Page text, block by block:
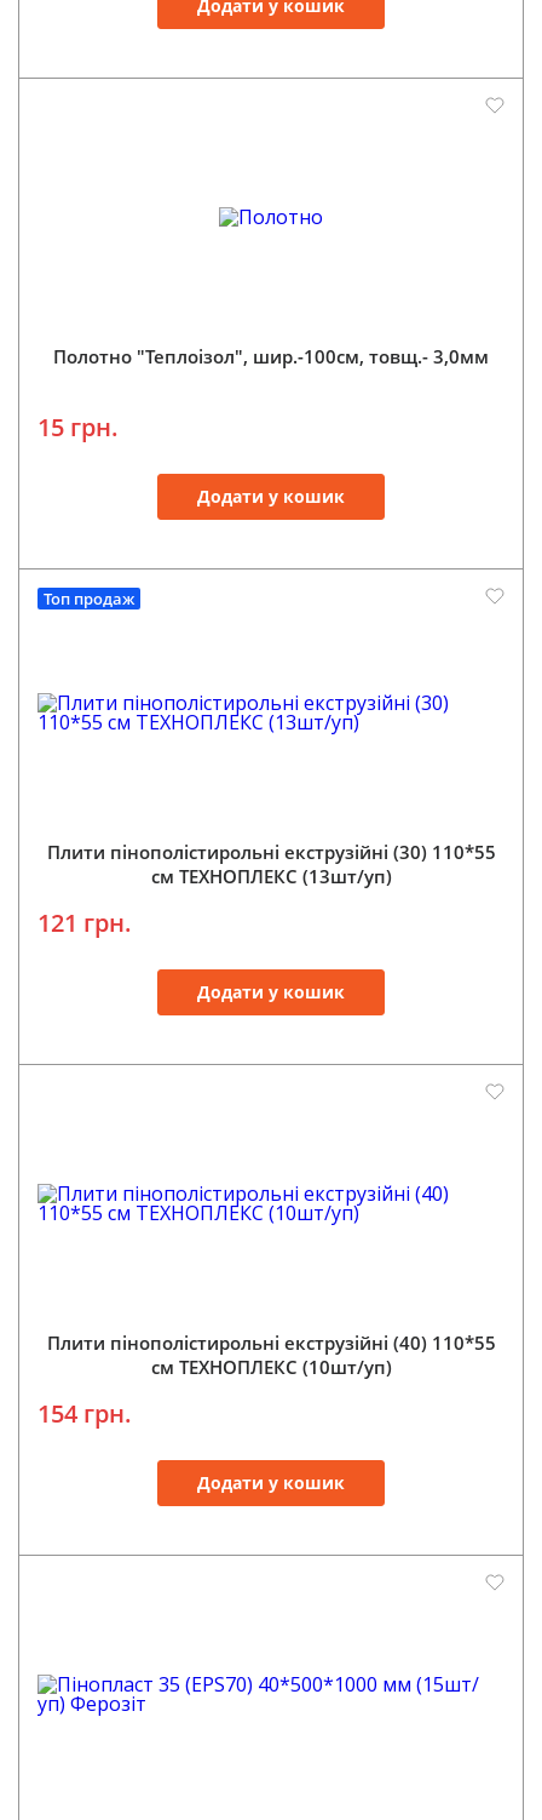
Додати у кошик
Полотно "Теплоізол", шир.-100см, товщ.- 3,0мм
15 грн.
Додати у кошик
Топ продаж
Плити пінополістирольні екструзійні (30) 110*55
см ТЕХНОПЛЕКС (13шт/уп)
121 грн.
Додати у кошик
Плити пінополістирольні екструзійні (40) 110*55
см ТЕХНОПЛЕКС (10шт/уп)
154 грн.
Додати у кошик